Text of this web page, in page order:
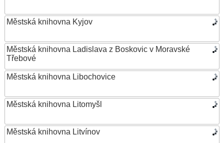
Městská knihovna Kyjov
Městská knihovna Ladislava z Boskovic v Moravské
Třebové
Městská knihovna Libochovice
Městská knihovna Litomyšl
Městská knihovna Litvínov